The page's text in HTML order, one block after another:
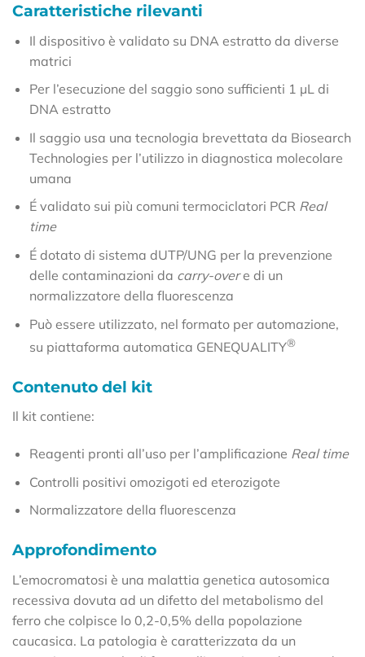
Caratteristiche rilevanti
Il dispositivo è validato su DNA estratto da diverse
matrici
Per l’esecuzione del saggio sono sufficienti 1 µL di
DNA estratto
Il saggio usa una tecnologia brevettata da Biosearch
Technologies per l’utilizzo in diagnostica molecolare
umana
É validato sui più comuni termociclatori PCR Real
time
É dotato di sistema dUTP/UNG per la prevenzione
delle contaminazioni da carry-overe di un
normalizzatore della fluorescenza
Può essere utilizzato, nel formato per automazione,
su piattaforma automatica GENEQUALITY®
Contenuto del kit
Il kit contiene:
Reagenti pronti all’uso per l’amplificazione Real time
Controlli positivi omozigoti ed eterozigote
Normalizzatore della fluorescenza
Approfondimento
L’emocromatosi è una malattia genetica autosomica
recessiva dovuta ad un difetto del metabolismo del
ferro che colpisce lo 0,2-0,5% della popolazione
caucasica. La patologia è caratterizzata da un